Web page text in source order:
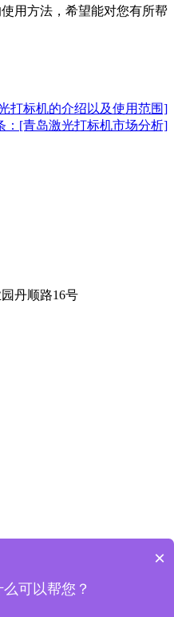
用方法，希望能对您有所帮
打标机的介绍以及使用范围]
：[青岛激光打标机市场分析]
丹顺路16号
×
可以帮您？